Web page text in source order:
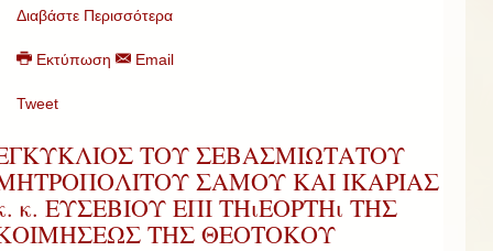
Διαβάστε Περισσότερα
Εκτύπωση Email
Tweet
ΤΟΥ ΣΕΒΑΣΜΙΩΤΑΤΟΥ
ΣΑΜΟΥ ΚΑΙ ΙΚΑΡΙΑΣ
κ. ΕΥΣΕΒΙΟΥ ΕΠΙ ΤΗιΕΟΡΤΗι ΤΗΣ
ΤΗΣ ΘΕΟΤΟΚΟΥ